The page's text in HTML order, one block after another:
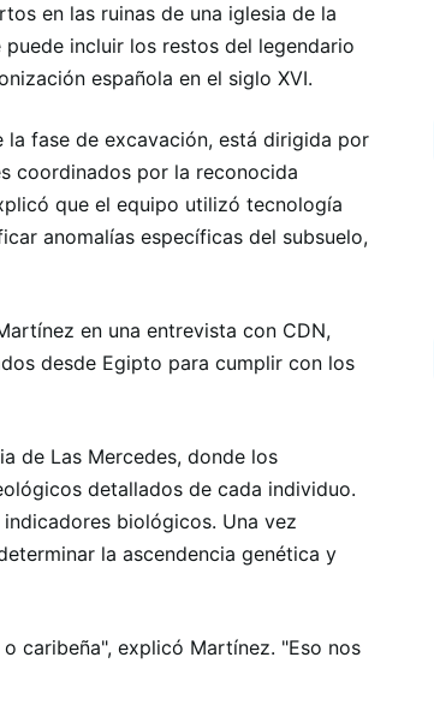
en las ruinas de una iglesia de la
incluir los restos del legendario
española en el siglo XVI.
la fase de excavación, está dirigida por
coordinados por la reconocida
que el equipo utilizó tecnología
anomalías específicas del subsuelo,
en una entrevista con CDN,
desde Egipto para cumplir con los
de Las Mercedes, donde los
detallados de cada individuo.
biológicos. Una vez
la ascendencia genética y
caribeña", explicó Martínez. "Eso nos